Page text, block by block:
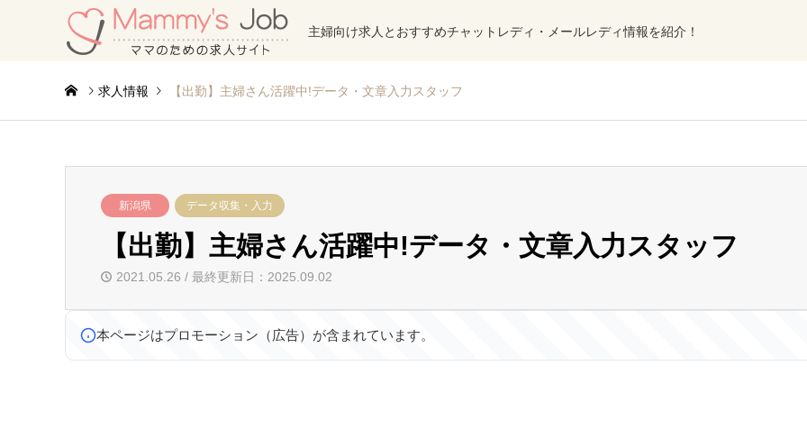
主婦向け求人とおすすめチャットレディ・メールレディ情報を紹介！
求人情報 【出勤】主婦さん活躍中!データ・文章入力スタッフ
新潟県 データ収集・入力
【出勤】主婦さん活躍中!データ・文章入力スタッフ
2021.05.26 / 最終更新日：2025.09.02
本ページはプロモーション（広告）が含まれています。